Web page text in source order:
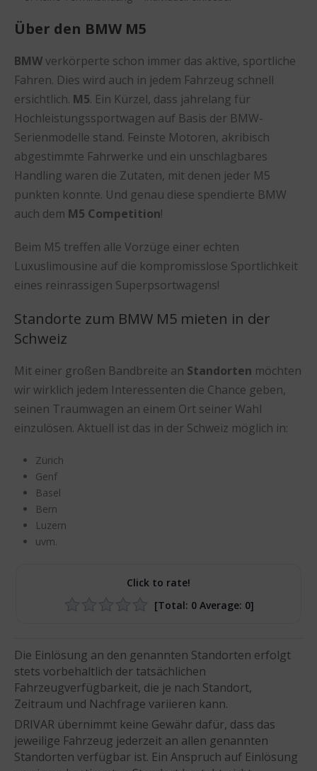
Über den BMW M5
BMWverkörperte schon immer das aktive, sportliche
Fahren. Dies wird auch in jedem Fahrzeug schnell
ersichtlich. M5. Ein Kürzel, dass jahrelang für
Hochleistungssportwagen auf Basis der BMW-
Serienmodelle stand. Feinste Motoren, akribisch
abgestimmte Fahrwerke und ein unschlagbares
Handling waren die Zutaten, mit denen jeder M5
punkten konnte. Und genau diese spendierte BMW
auch dem M5 Competition!
Beim M5 treffen alle Vorzüge einer echten
Luxuslimousine auf die kompromisslose Sportlichkeit
eines reinrassigen Superpsortwagens!
Standorte zum BMW M5 mieten in der
Schweiz
Mit einer großen Bandbreite an Standorten möchten
wir wirklich jedem Interessenten die Chance geben,
seinen Traumwagen an einem Ort seiner Wahl
einzulösen. Aktuell ist das in der Schweiz möglich in:
Zürich
Genf
Basel
Bern
Luzern
uvm.
Click to rate!
[Total: 0Average: 0]
Die Einlösung an den genannten Standorten erfolgt
stets vorbehaltlich der tatsächlichen
Fahrzeugverfügbarkeit, die je nach Standort,
Zeitraum und Nachfrage variieren kann.
DRIVAR übernimmt keine Gewähr dafür, dass das
jeweilige Fahrzeug jederzeit an allen genannten
Standorten verfügbar ist. Ein Anspruch auf Einlösung